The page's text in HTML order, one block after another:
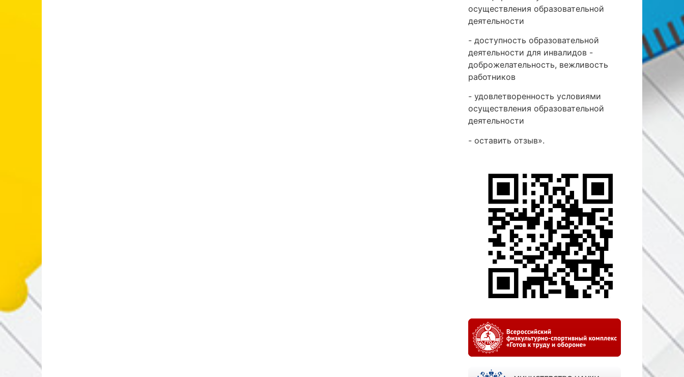
осуществления образовательной
деятельности
- доступность образовательной
деятельности для инвалидов -
доброжелательность, вежливость
работников
- удовлетворенность условиями
осуществления образовательной
деятельности
- оставить отзыв».